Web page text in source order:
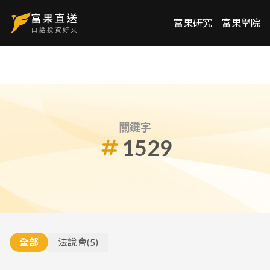
富果研究 富果學院
關鍵字
1529
全部 法說會(5)